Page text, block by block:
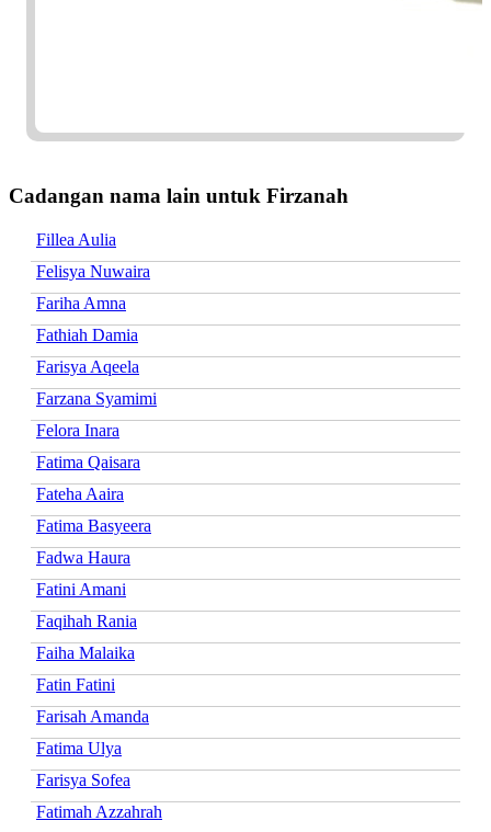
Cadangan nama lain untuk Firzanah
Fillea Aulia
Felisya Nuwaira
Fariha Amna
Fathiah Damia
Farisya Aqeela
Farzana Syamimi
Felora Inara
Fatima Qaisara
Fateha Aaira
Fatima Basyeera
Fadwa Haura
Fatini Amani
Faqihah Rania
Faiha Malaika
Fatin Fatini
Farisah Amanda
Fatima Ulya
Farisya Sofea
Fatimah Azzahrah